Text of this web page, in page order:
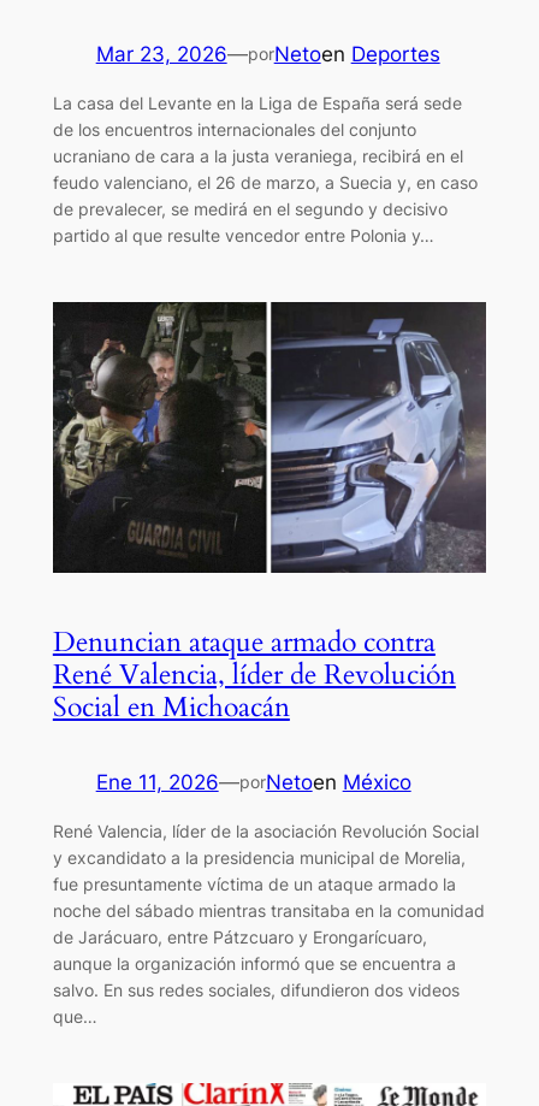
Mar 23, 2026—porNetoen Deportes
La casa del Levante en la Liga de España será sede
de los encuentros internacionales del conjunto
ucraniano de cara a la justa veraniega, recibirá en el
feudo valenciano, el 26 de marzo, a Suecia y, en caso
de prevalecer, se medirá en el segundo y decisivo
partido al que resulte vencedor entre Polonia y…
Denuncian ataque armado contra
René Valencia, líder de Revolución
Social en Michoacán
Ene 11, 2026—porNetoen México
René Valencia, líder de la asociación Revolución Social
y excandidato a la presidencia municipal de Morelia,
fue presuntamente víctima de un ataque armado la
noche del sábado mientras transitaba en la comunidad
de Jarácuaro, entre Pátzcuaro y Erongarícuaro,
aunque la organización informó que se encuentra a
salvo. En sus redes sociales, difundieron dos videos
que…